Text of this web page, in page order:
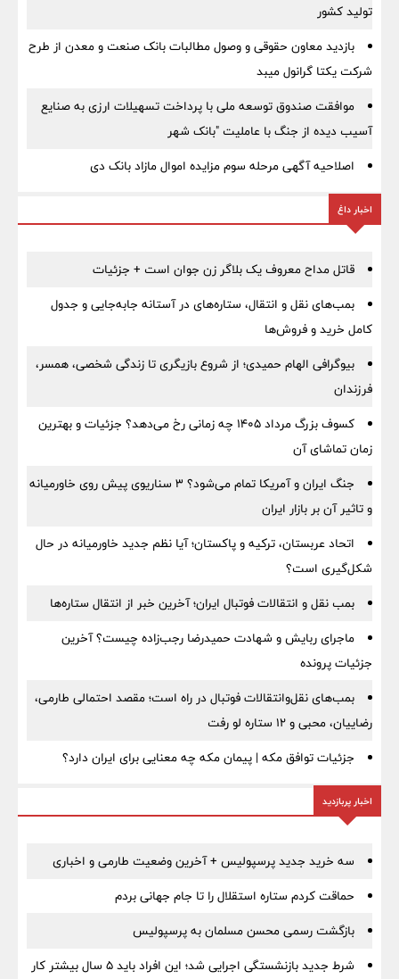
تولید کشور
بازدید معاون حقوقی و وصول مطالبات بانک صنعت و معدن از طرح
شرکت یکتا گرانول میبد
موافقت صندوق توسعه ملی با پرداخت تسهیلات ارزی به صنایع
آسیب دیده از جنگ با عاملیت "بانک شهر
اصلاحیه آگهی مرحله سوم مزایده اموال مازاد بانک دی
اخبار داغ
قاتل مداح معروف یک بلاگر زن جوان است + جزئیات
بمب‌های نقل و انتقال، ستاره‌های در آستانه جابه‌جایی و جدول
کامل خرید و فروش‌ها
بیوگرافی الهام حمیدی؛ از شروع بازیگری تا زندگی شخصی، همسر،
فرزندان
کسوف بزرگ مرداد ۱۴۰۵ چه زمانی رخ می‌دهد؟ جزئیات و بهترین
زمان تماشای آن
جنگ ایران و آمریکا تمام می‌شود؟ ۳ سناریوی پیش روی خاورمیانه
و تاثیر آن بر بازار ایران
اتحاد عربستان، ترکیه و پاکستان؛ آیا نظم جدید خاورمیانه در حال
شکل‌گیری است؟
بمب نقل‌ و انتقالات فوتبال ایران؛ آخرین خبر از انتقال ستاره‌ها
ماجرای ربایش و شهادت حمیدرضا رجب‌زاده چیست؟ آخرین
جزئیات پرونده
بمب‌های نقل‌وانتقالات فوتبال در راه است؛ مقصد احتمالی طارمی،
رضاییان، محبی و ۱۲ ستاره لو رفت
جزئیات توافق مکه | پیمان مکه چه معنایی برای ایران دارد؟
اخبار پربازدید
سه خرید جدید پرسپولیس + آخرین وضعیت طارمی و اخباری
حماقت کردم ستاره استقلال را تا جام جهانی بردم
بازگشت رسمی محسن مسلمان به پرسپولیس
شرط جدید بازنشستگی اجرایی شد؛ این افراد باید ۵ سال بیشتر کار